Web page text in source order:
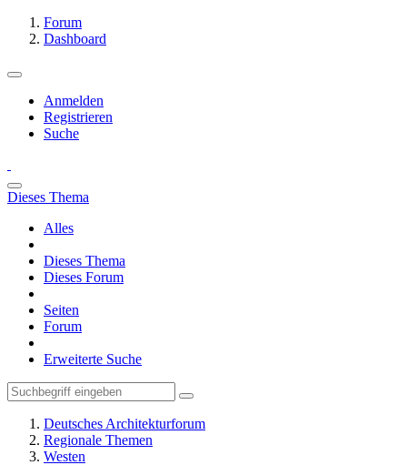
Forum
Dashboard
Anmelden
Registrieren
Suche
Dieses Thema
Alles
Dieses Thema
Dieses Forum
Seiten
Forum
Erweiterte Suche
Deutsches Architekturforum
Regionale Themen
Westen